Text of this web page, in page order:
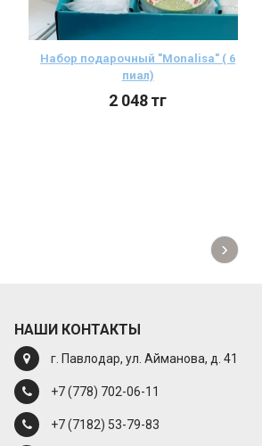
Набор подарочный "Моnalisa" ( 6
пиал)
2 048тг
›
НАШИ КОНТАКТЫ
г. Павлодар, ул. Айманова, д. 41
+7 (778) 702-06-11
+7 (7182) 53-79-83